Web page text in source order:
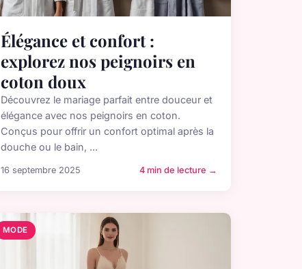
Élégance et confort :
explorez nos peignoirs en
coton doux
Découvrez le mariage parfait entre douceur et
élégance avec nos peignoirs en coton.
Conçus pour offrir un confort optimal après la
douche ou le bain, ...
16 septembre 2025 4 min de lecture →
MODE